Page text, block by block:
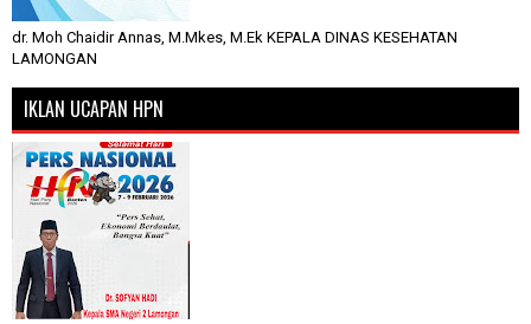
dr. Moh Chaidir Annas, M.Mkes, M.Ek KEPALA DINAS KESEHATAN
LAMONGAN
IKLAN UCAPAN HPN